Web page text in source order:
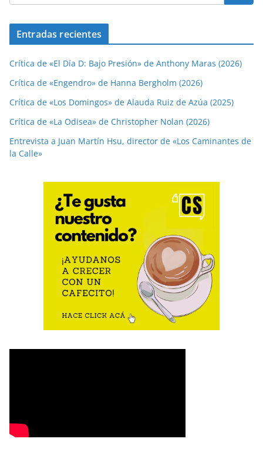
Entradas recientes
Crítica de «El Día D: Bajo Presión» de Anthony Maras (2026)
Crítica de «Engendro» de Hanna Bergholm (2026)
Crítica de «Los Domingos» de Alauda Ruiz de Azúa (2025)
Crítica de «La Odisea» de Christopher Nolan (2026)
Entrevista a Juan Martín Hsu, director de «Los Caminantes de
la Calle»